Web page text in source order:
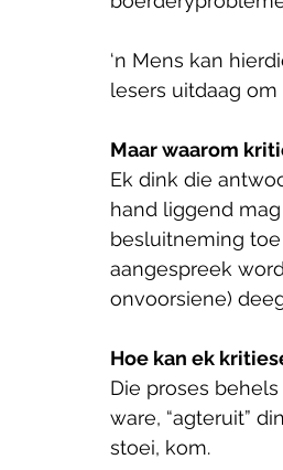
‘n Mens kan
lesers uitdaag
Maar waarom
Ek dink die
hand liggend
besluitneming
aangespreek
onvoorsiene)
Hoe kan ek
Die proses
ware, “agteruit”
stoei, kom.